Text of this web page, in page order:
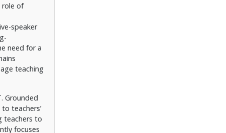
role of
speaker
need for a
teaching
Grounded
teachers’
teachers to
focuses